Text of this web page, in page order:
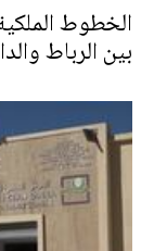
الخطوط
بين الرباط